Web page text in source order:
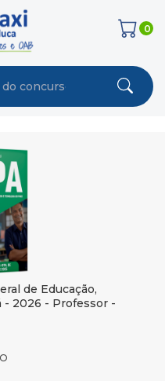
0
de Educação,
- 2026 - Professor -